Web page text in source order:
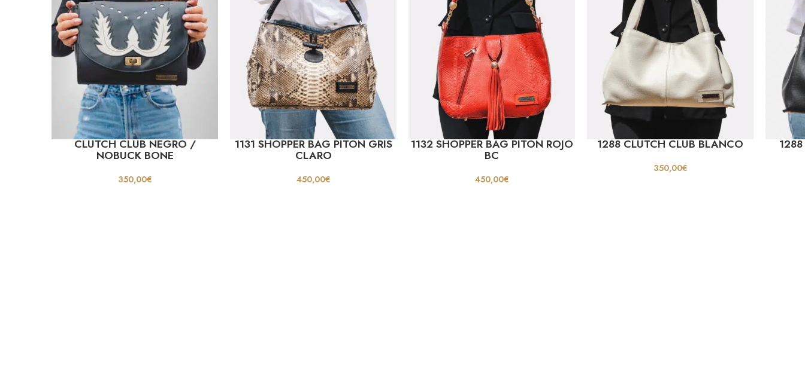
CLUTCH CLUB NEGRO /
NOBUCK BONE
350,00€
1131 SHOPPER BAG PITON GRIS
CLARO
450,00€
1132 SHOPPER BAG PITON ROJO
BC
450,00€
1288 CLUTCH CLUB BLANCO
350,00€